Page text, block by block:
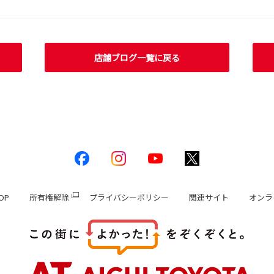
店舗ブログ一覧に戻る
所有権解除 プライバシーポリシー 関連サイト オン